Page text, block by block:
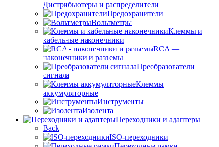
Дистрибьютеры и распределители
Предохранители
Вольтметры
Клеммы и
кабельные наконечники
RCA —
наконечники и разъемы
Преобразователи
сигнала
Клеммы
аккумуляторные
Инструменты
Изолента
Переходники и адаптеры
Back
ISO-переходники